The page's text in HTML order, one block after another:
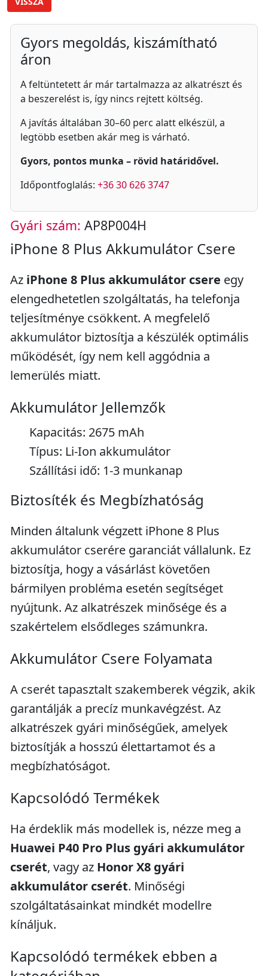
Gyors megoldás, kiszámítható
áron
A feltüntetett ár már tartalmazza az alkatrészt és
a beszerelést is, így nincs rejtett költség.
A javítás általában 30–60 perc alatt elkészül, a
legtöbb esetben akár meg is várható.
Gyors, pontos munka – rövid határidővel.
Időpontfoglalás: +36 30 626 3747
Gyári szám: AP8P004H
iPhone 8 Plus Akkumulátor Csere
Az iPhone 8 Plus akkumulátor csere egy
elengedhetetlen szolgáltatás, ha telefonja
teljesítménye csökkent. A megfelelő
akkumulátor biztosítja a készülék optimális
működését, így nem kell aggódnia a
lemerülés miatt.
Akkumulátor Jellemzők
Kapacitás: 2675 mAh
Típus: Li-Ion akkumulátor
Szállítási idő: 1-3 munkanap
Biztosíték és Megbízhatóság
Minden általunk végzett iPhone 8 Plus
akkumulátor cserére garanciát vállalunk. Ez
biztosítja, hogy a vásárlást követően
bármilyen probléma esetén segítséget
nyújtunk. Az alkatrészek minősége és a
szakértelem elsődleges számunkra.
Akkumulátor Csere Folyamata
A cserét tapasztalt szakemberek végzik, akik
garantálják a precíz munkavégzést. Az
alkatrészek gyári minőségűek, amelyek
biztosítják a hosszú élettartamot és a
megbízhatóságot.
Kapcsolódó Termékek
Ha érdeklik más modellek is, nézze meg a
Huawei P40 Pro Plus gyári akkumulátor
cserét, vagy az Honor X8 gyári
akkumulátor cserét. Minőségi
szolgáltatásainkat mindkét modellre
kínáljuk.
Kapcsolódó termékek ebben a